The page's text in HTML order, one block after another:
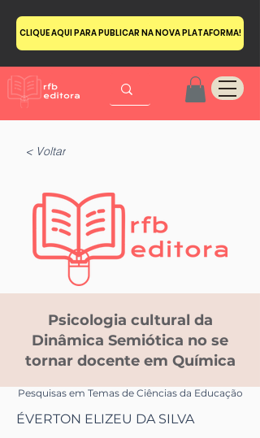
CLIQUE AQUI PARA PUBLICAR NA NOVA PLATAFORMA!
< Voltar
Psicologia cultural da
Dinâmica Semiótica no se
tornar docente em Química
Pesquisas em Temas de Ciências da Educação
ÉVERTON ELIZEU DA SILVA